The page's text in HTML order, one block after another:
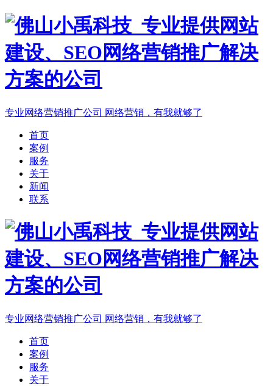
专业网络营销推广公司 网络营销，有我就够了
首页
案例
服务
关于
新闻
联系
专业网络营销推广公司 网络营销，有我就够了
首页
案例
服务
关于